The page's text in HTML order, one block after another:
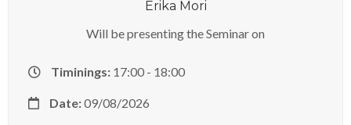
Erika Mori
Will be presenting the Seminar on
Timinings: 17:00 - 18:00
Date:09/08/2026